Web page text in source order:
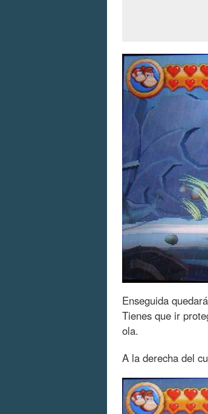
Enseguida
Tienes que ir
ola.
A la derecha del